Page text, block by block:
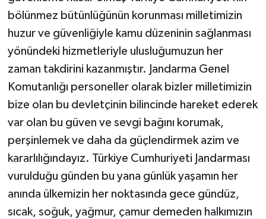
bölünmez bütünlüğünün korunması milletimizin
huzur ve güvenliğiyle kamu düzeninin sağlanması
yönündeki hizmetleriyle ulusluğumuzun her
zaman takdirini kazanmıştır. Jandarma Genel
Komutanlığı personeller olarak bizler milletimizin
bize olan bu devletçinin bilincinde hareket ederek
var olan bu güven ve sevgi bağını korumak,
perşinlemek ve daha da güçlendirmek azim ve
kararlılığındayız. Türkiye Cumhuriyeti Jandarması
vurulduğu günden bu yana günlük yaşamın her
anında ülkemizin her noktasında gece gündüz,
sıcak, soğuk, yağmur, çamur demeden halkımızın